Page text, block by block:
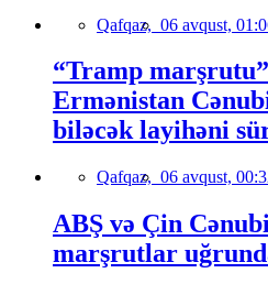
Qafqaz, 06 avqust,
“Tramp
Ermənistan
biləcək layihəni
Qafqaz, 06 avqust,
ABŞ və Çin
marşrutlar